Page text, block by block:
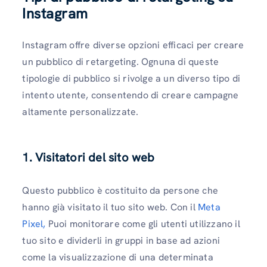
Instagram
Instagram offre diverse opzioni efficaci per creare
un pubblico di retargeting. Ognuna di queste
tipologie di pubblico si rivolge a un diverso tipo di
intento utente, consentendo di creare campagne
altamente personalizzate.
1. Visitatori del sito web
Questo pubblico è costituito da persone che
hanno già visitato il tuo sito web. Con il Meta
Pixel, Puoi monitorare come gli utenti utilizzano il
tuo sito e dividerli in gruppi in base ad azioni
come la visualizzazione di una determinata